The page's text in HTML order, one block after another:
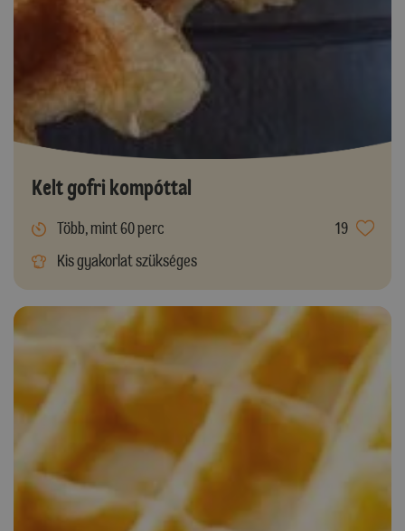
Kelt gofri kompóttal
Több, mint 60 perc
19
Kis gyakorlat szükséges